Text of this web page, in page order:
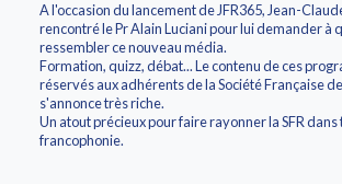
A l'occasion du lancement de JFR365, Jean-
rencontré le Pr Alain Luciani pour lui demander à
ressembler ce nouveau média.
Formation, quizz, débat... Le contenu de ces
réservés aux adhérents de la Société Française
s'annonce très riche.
Un atout précieux pour faire rayonner la SFR dans
francophonie.